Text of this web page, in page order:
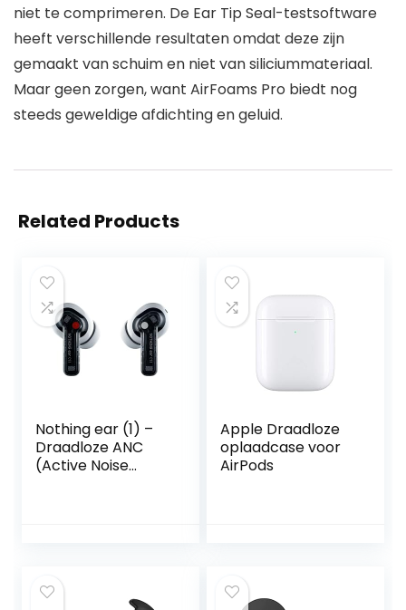
niet te comprimeren. De Ear Tip Seal-testsoftware
heeft verschillende resultaten omdat deze zijn
gemaakt van schuim en niet van siliciummateriaal.
Maar geen zorgen, want AirFoams Pro biedt nog
steeds geweldige afdichting en geluid.
Related Products
Nothing ear (1) –
Draadloze ANC
(Active Noise
Apple Draadloze
oplaadcase voor
AirPods